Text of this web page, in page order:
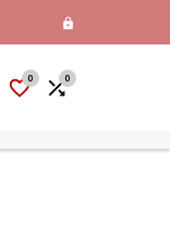

0 0